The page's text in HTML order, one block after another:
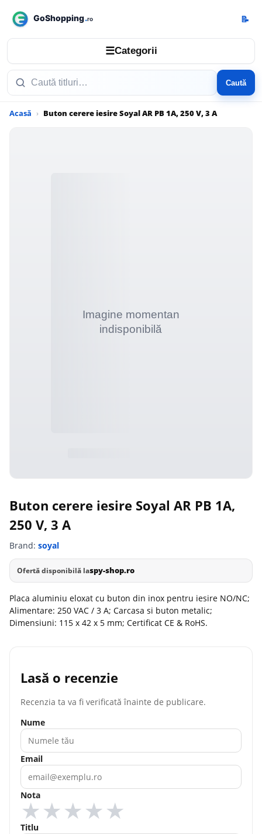
☰Categorii
Caută
📝
Acasă Buton cerere iesire Soyal AR PB 1A, 250 V, 3 A
Buton cerere iesire Soyal AR PB 1A,
250 V, 3 A
Brand: soyal
Ofertă disponibilă laspy-shop.ro
Placa aluminiu eloxat cu buton din inox pentru iesire NO/NC;
Alimentare: 250 VAC / 3 A; Carcasa si buton metalic;
Dimensiuni: 115 x 42 x 5 mm; Certificat CE & RoHS.
Lasă o recenzie
Recenzia ta va fi verificată înainte de publicare.
Nume
Email
Nota
★
★
★
★
★
Titlu